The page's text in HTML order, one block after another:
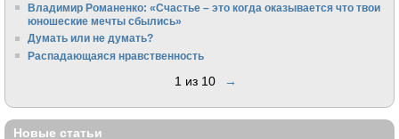
Владимир Романенко: «Счастье – это когда оказывается что твои
юношеские мечты сбылись»
Думать или не думать?
Распадающаяся нравственность
1 из 10 →
Новые статьи